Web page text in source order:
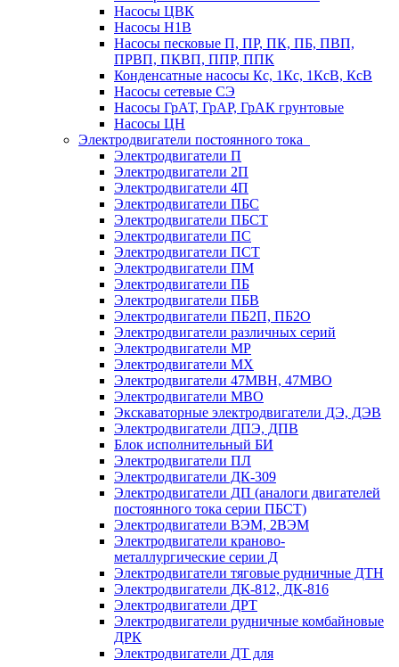
Насосы ЦВК
Насосы Н1В
Насосы песковые П, ПР, ПК, ПБ, ПВП,
ПРВП, ПКВП, ППР, ППК
Конденсатные насосы Кс, 1Кс, 1КсВ, КсВ
Насосы сетевые СЭ
Насосы ГрАТ, ГрАР, ГрАК грунтовые
Насосы ЦН
Электродвигатели постоянного тока
Электродвигатели П
Электродвигатели 2П
Электродвигатели 4П
Электродвигатели ПБС
Электродвигатели ПБСТ
Электродвигатели ПС
Электродвигатели ПСТ
Электродвигатели ПМ
Электродвигатели ПБ
Электродвигатели ПБВ
Электродвигатели ПБ2П, ПБ2О
Электродвигатели различных серий
Электродвигатели МР
Электродвигатели MX
Электродвигатели 47MBH, 47МВО
Электродвигатели MBO
Экскаваторные электродвигатели ДЭ, ДЭВ
Электродвигатели ДПЭ, ДПВ
Блок исполнительный БИ
Электродвигатели ПЛ
Электродвигатели ДК-309
Электродвигатели ДП (аналоги двигателей
постоянного тока серии ПБСТ)
Электродвигатели ВЭМ, 2ВЭМ
Электродвигатели краново-
металлургические серии Д
Электродвигатели тяговые рудничные ДТН
Электродвигатели ДК-812, ДК-816
Электродвигатели ДРТ
Электродвигатели рудничные комбайновые
ДРК
Электродвигатели ДТ для